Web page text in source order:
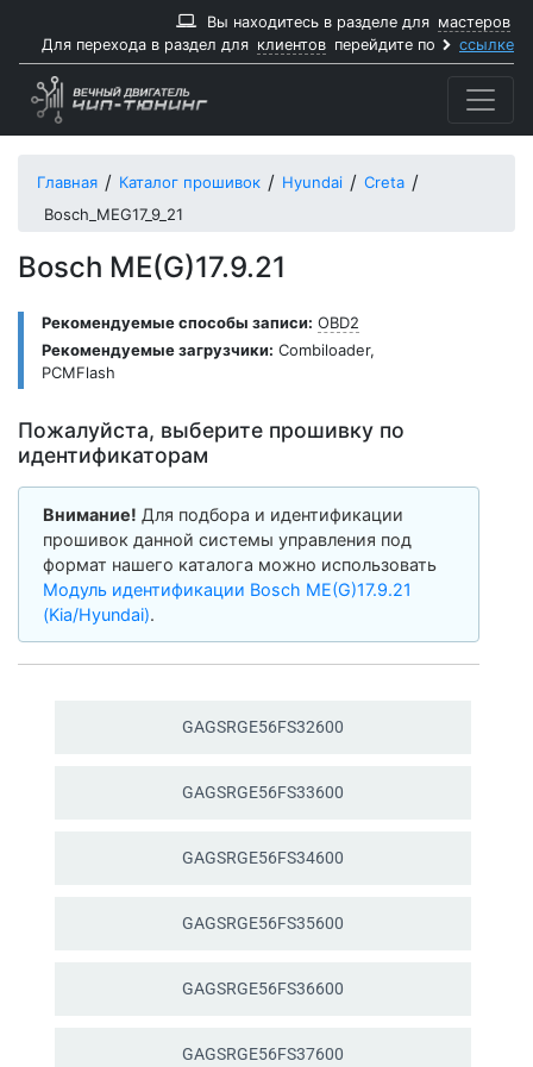
Вы находитесь в разделе для мастеров
Для перехода в раздел для клиентов перейдите по ссылке
Главная Каталог прошивок Hyundai
Creta
Bosch_MEG17_9_21
Bosch ME(G)17.9.21
Рекомендуемые способы записи: OBD2
Рекомендуемые загрузчики: Combiloader,
PCMFlash
Пожалуйста, выберите прошивку по
идентификаторам
Внимание! Для подбора и идентификации
прошивок данной системы управления под
формат нашего каталога можно использовать
Модуль идентификации Bosch ME(G)17.9.21
(Kia/Hyundai).
GAGSRGE56FS32600
GAGSRGE56FS33600
GAGSRGE56FS34600
GAGSRGE56FS35600
GAGSRGE56FS36600
GAGSRGE56FS37600